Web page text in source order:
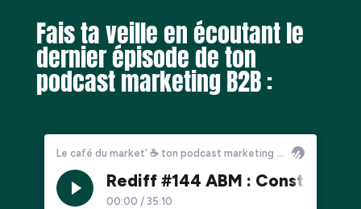
Fais ta veille en écoutant le
dernier épisode de ton
podcast marketing B2B :